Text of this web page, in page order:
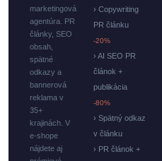
marketingová
agentúra. PR
články, SEO
obsah,
spätné
odkazy a
bannerová
reklama v
35+
krajinách. V
e-shope
nájdete aj
› Copywriting
PR článku
-20%
› AI SEO PR
článok +
publikácia
-80%
› Spätný odkaz
v článku
› PR článok +